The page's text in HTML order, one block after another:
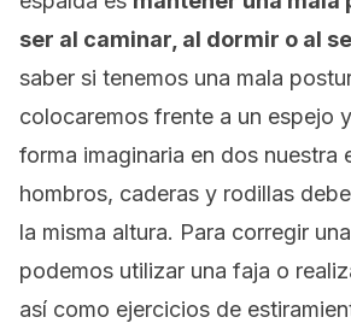
ser al caminar, al dormir o al
saber si tenemos una mala
colocaremos frente a un espejo
forma imaginaria en dos nuestra
hombros, caderas y rodillas
la misma altura. Para corregir
podemos utilizar una faja o
así como ejercicios de